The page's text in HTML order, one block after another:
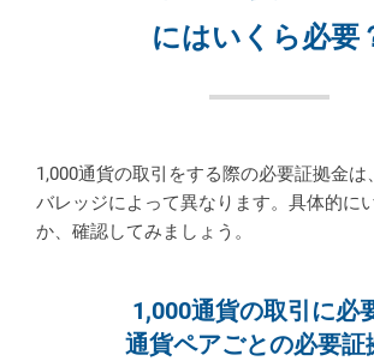
にはいくら必要
1,000通貨の取引をする際の必要証拠金は
バレッジによって異なります。具体的に
か、確認してみましょう。
1,000通貨の取引に必
通貨ペアごとの必要証